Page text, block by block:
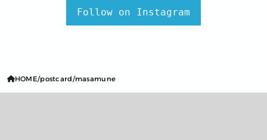
Follow on Instagram
HOME postcard masamune